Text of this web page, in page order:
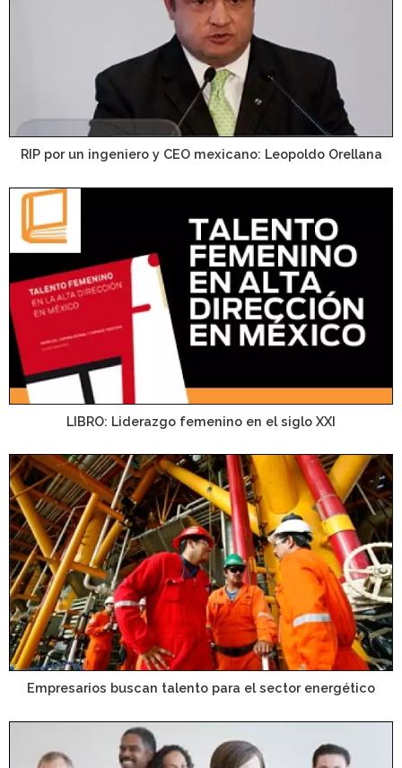
RIP por un ingeniero y CEO mexicano: Leopoldo Orellana
LIBRO: Liderazgo femenino en el siglo XXI
Empresarios buscan talento para el sector energético